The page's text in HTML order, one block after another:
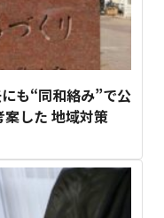
も“同和絡み”で公
した 地域対策